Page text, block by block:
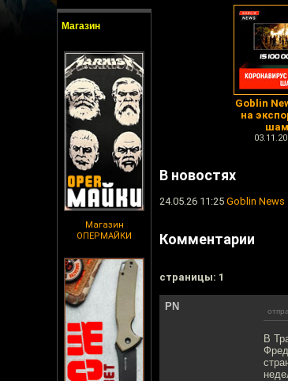
Магазин
Магазин
ОПЕРМАЙКИ
Goblin
на
В новостях
24.05.26 11:25 Goblin News
Комментарии
cтраницы: 1
PN
В